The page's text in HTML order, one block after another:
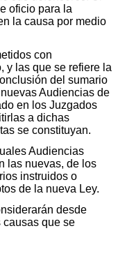
oficio para la
la causa por medio
con
y las que se refiere la
del sumario
Audiencias de
en los Juzgados
a dichas
se constituyan.
Audiencias
las nuevas, de los
instruidos o
de la nueva Ley.
desde
causas que se